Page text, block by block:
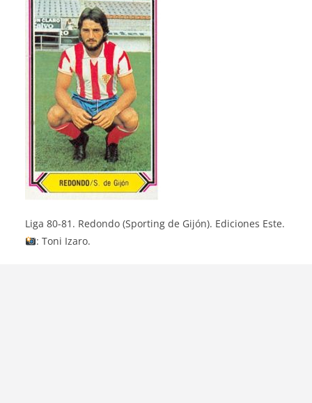
Liga 80-81. Redondo (Sporting de Gijón). Ediciones Este.
: Toni Izaro.